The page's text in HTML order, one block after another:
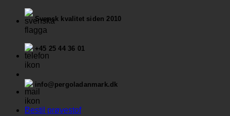
Fortsæt
indhold
Svensk kvalitet siden 2010
+45 25 44 36 01
info@pergoladanmark.dk
Bestil prøvestof